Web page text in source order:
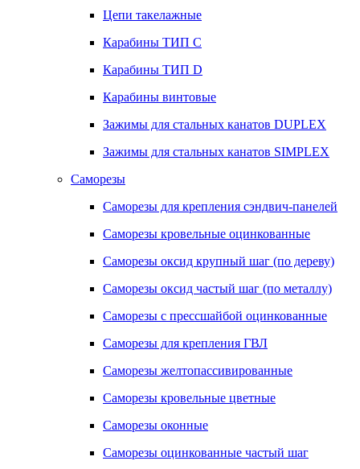
Цепи такелажные
Карабины ТИП C
Карабины ТИП D
Карабины винтовые
Зажимы для стальных канатов DUPLEX
Зажимы для стальных канатов SIMPLEX
Саморезы
Саморезы для крепления сэндвич-панелей
Саморезы кровельные оцинкованные
Саморезы оксид крупный шаг (по дереву)
Саморезы оксид частый шаг (по металлу)
Саморезы с прессшайбой оцинкованные
Саморезы для крепления ГВЛ
Саморезы желтопассивированные
Саморезы кровельные цветные
Саморезы оконные
Саморезы оцинкованные частый шаг